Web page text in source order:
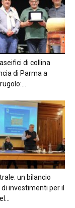
di collina
di Parma a
un bilancio
investimenti per il